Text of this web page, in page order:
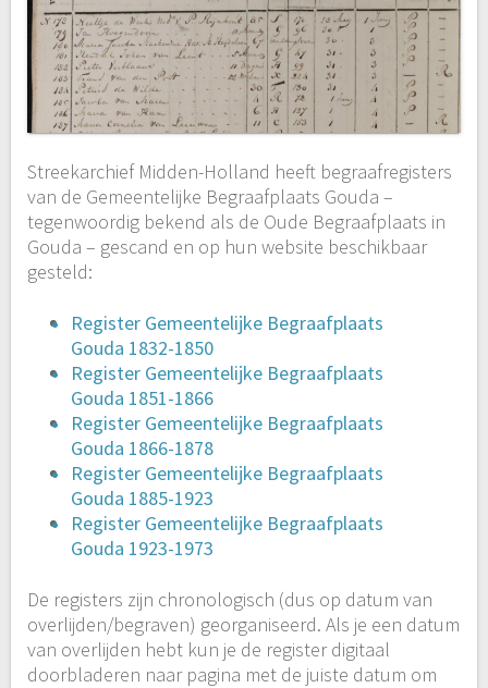
Streekarchief Midden-Holland heeft begraafregisters
van de Gemeentelijke Begraafplaats Gouda –
tegenwoordig bekend als de Oude Begraafplaats in
Gouda – gescand en op hun website beschikbaar
gesteld:
Register Gemeentelijke Begraafplaats
Gouda 1832-1850
Register Gemeentelijke Begraafplaats
Gouda 1851-1866
Register Gemeentelijke Begraafplaats
Gouda 1866-1878
Register Gemeentelijke Begraafplaats
Gouda 1885-1923
Register Gemeentelijke Begraafplaats
Gouda 1923-1973
De registers zijn chronologisch (dus op datum van
overlijden/begraven) georganiseerd. Als je een datum
van overlijden hebt kun je de register digitaal
doorbladeren naar pagina met de juiste datum om